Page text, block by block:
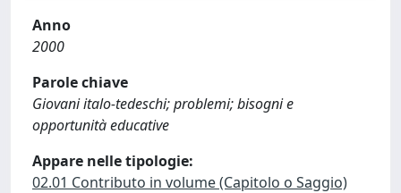
Anno
2000
Parole chiave
Giovani italo-tedeschi; problemi; bisogni e
opportunità educative
Appare nelle tipologie:
02.01 Contributo in volume (Capitolo o Saggio)